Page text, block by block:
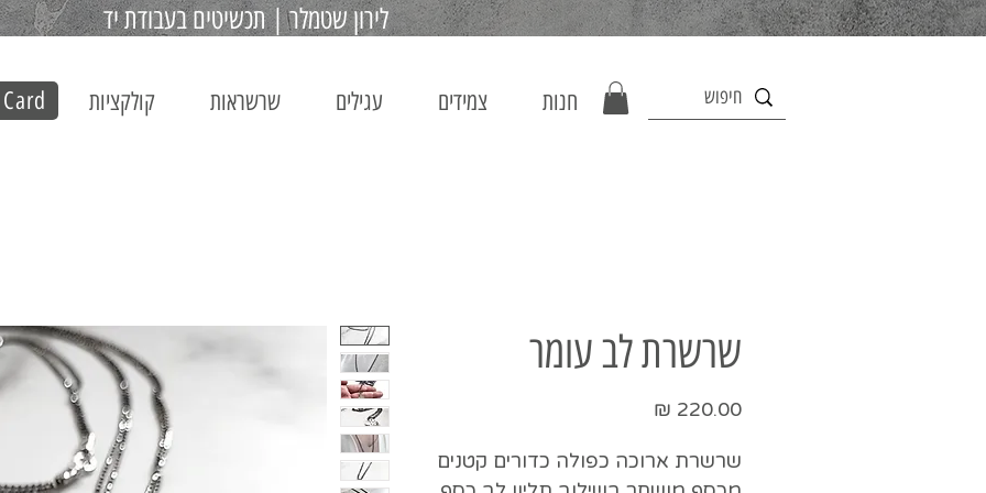
לירון שטמלר | תכשיטים בעבודת יד
חנות צמידים עגילים שרשראות קולקציות
שרשרת לב עומר
שרשרת ארוכה כפולה כדורים קטנים